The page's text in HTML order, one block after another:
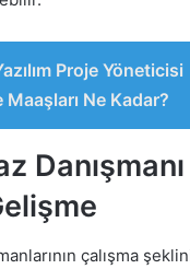
Proje Yöneticisi
Maaşları Ne Kadar?
çalışma